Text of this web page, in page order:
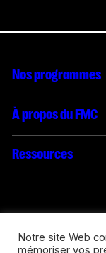
Nos programmes
Mesures
Administration des
À propos du FMC
À propos du FMC
Ressources
Notre site Web
mémoriser vos